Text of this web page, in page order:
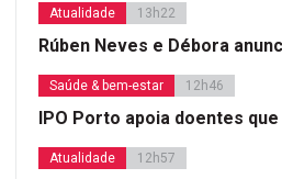
Atualidade 13h22
Rúben Neves e Débora
Saúde & bem-estar 12h46
IPO Porto apoia doentes
Atualidade 12h57